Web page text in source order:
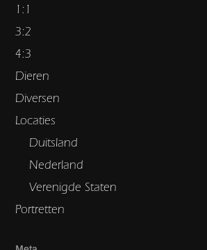
1:1
3:2
4:3
Dieren
Diversen
Locaties
Duitsland
Nederland
Verenigde Staten
Portretten